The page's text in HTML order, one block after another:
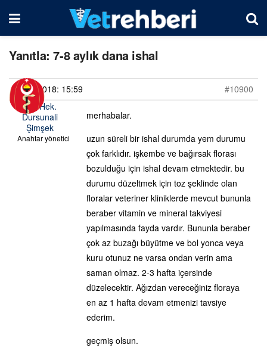
Yanıtla: 7-8 aylık dana ishal
19/05/2018: 15:59
#10900
Vet. Hek.
Dursunali
Şimşek
Anahtar yönetici
merhabalar.
uzun süreli bir ishal durumda yem durumu
çok farklıdır. işkembe ve bağırsak florası
bozulduğu için ishal devam etmektedir. bu
durumu düzeltmek için toz şeklinde olan
floralar veteriner kliniklerde mevcut bununla
beraber vitamin ve mineral takviyesi
yapılmasında fayda vardır. Bununla beraber
çok az buzağı büyütme ve bol yonca veya
kuru otunuz ne varsa ondan verin ama
saman olmaz. 2-3 hafta içersinde
düzelecektir. Ağızdan vereceğiniz floraya
en az 1 hafta devam etmenizi tavsiye
ederim.
geçmiş olsun.